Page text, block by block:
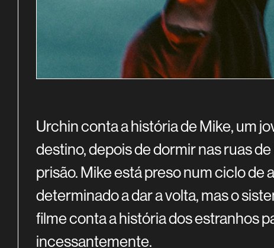
SINOPSE
Urchin conta a história de Mike, um
destino, depois de dormir nas ruas
prisão. Mike está preso num ciclo de
determinado a dar a volta, mas o
filme conta a história dos estranhos
incessantemente.